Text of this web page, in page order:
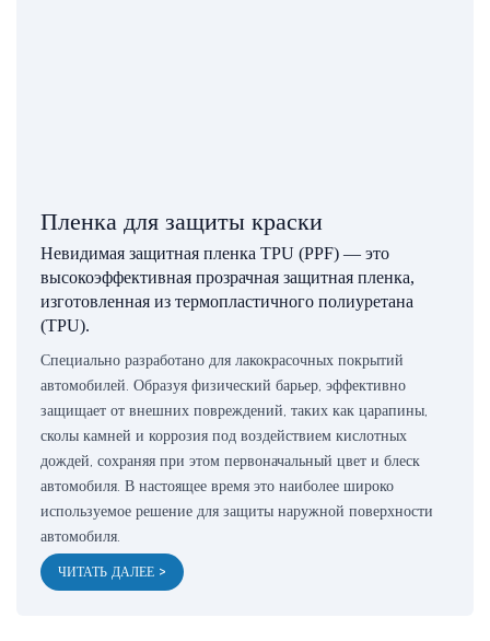
Пленка для защиты краски
Невидимая защитная пленка TPU (PPF) — это
высокоэффективная прозрачная защитная пленка,
изготовленная из термопластичного полиуретана
(TPU).
Специально разработано для лакокрасочных покрытий
автомобилей. Образуя физический барьер, эффективно
защищает от внешних повреждений, таких как царапины,
сколы камней и коррозия под воздействием кислотных
дождей, сохраняя при этом первоначальный цвет и блеск
автомобиля. В настоящее время это наиболее широко
используемое решение для защиты наружной поверхности
автомобиля.
ЧИТАТЬ ДАЛЕЕ >